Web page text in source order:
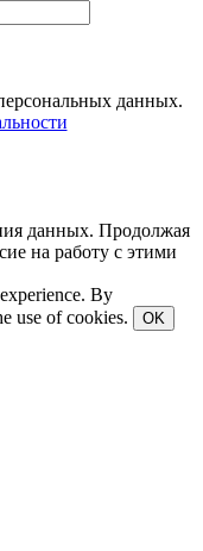
данных.
данных. Продолжая
на работу с этими
By
use of cookies.
OK